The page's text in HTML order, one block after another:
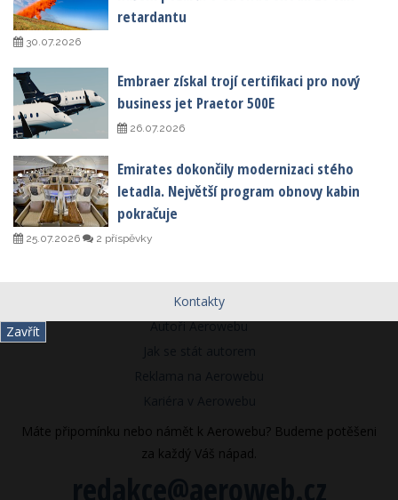
Zavřít
retardantu
30.07.2026
Embraer získal trojí certifikaci pro nový
business jet Praetor 500E
26.07.2026
Emirates dokončily modernizaci stého
letadla. Největší program obnovy kabin
pokračuje
25.07.2026 2 příspěvky
Kontakty
Autoři Aerowebu
Máte připomínku nebo námět k Aerowebu? Budeme potěšeni
za každý Váš nápad.